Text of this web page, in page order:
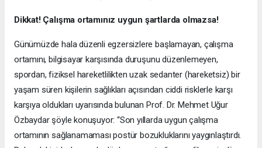
Dikkat! Çalışma ortamınız uygun şartlarda olmazsa!
Günümüzde hala düzenli egzersizlere başlamayan, çalışma
ortamını, bilgisayar karşısında duruşunu düzenlemeyen,
spordan, fiziksel hareketlilikten uzak sedanter (hareketsiz) bir
yaşam süren kişilerin sağlıkları açısından ciddi risklerle karşı
karşıya oldukları uyarısında bulunan Prof. Dr. Mehmet Uğur
Özbaydar şöyle konuşuyor: “Son yıllarda uygun çalışma
ortamının sağlanamaması postür bozukluklarını yaygınlaştırdı.